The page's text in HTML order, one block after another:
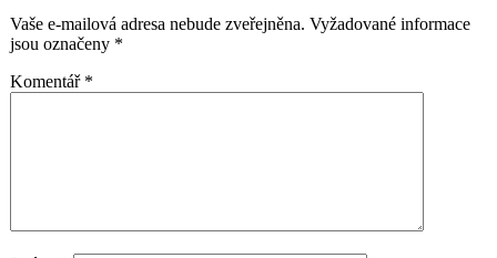
Vaše e-mailová adresa nebude zveřejněna. Vyžadované informace
jsou označeny *
Komentář *